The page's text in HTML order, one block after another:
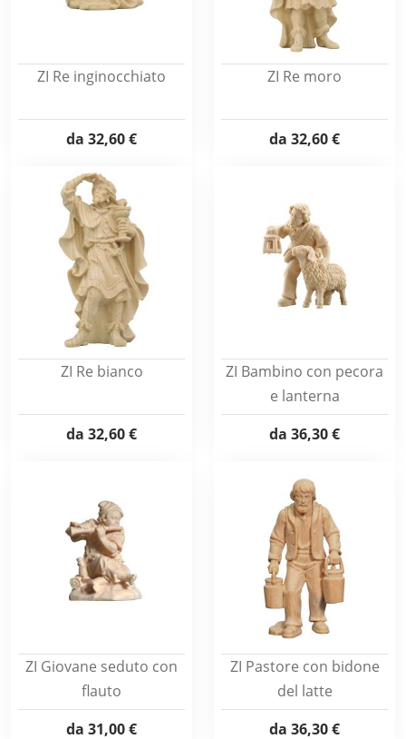
ZI Re inginocchiato
da 32,60 €
ZI Re moro
da 32,60 €
ZI Re bianco
da 32,60 €
ZI Bambino con pecora
e lanterna
da 36,30 €
ZI Giovane seduto con
flauto
da 31,00 €
ZI Pastore con bidone
del latte
da 36,30 €